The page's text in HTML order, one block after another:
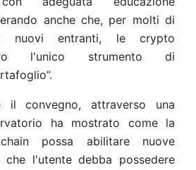
anche che, per molti di
nuovi entranti, le crypto
l'unico strumento di
il convegno, attraverso una
ha mostrato come la
possa abilitare nuove
che l'utente debba possedere